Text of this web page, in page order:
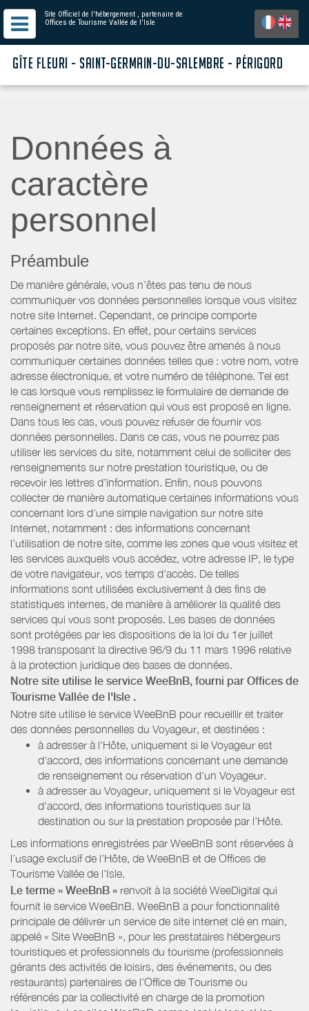
Site Officiel de l'hébergement , partenaire de
Offices de Tourisme Vallée de l'Isle
GÎTE FLEURI - SAINT-GERMAIN-DU-SALEMBRE - PÉRIGORD
Données à
caractère
personnel
Préambule
De manière générale, vous n’êtes pas tenu de nous
communiquer vos données personnelles lorsque vous visitez
notre site Internet. Cependant, ce principe comporte
certaines exceptions. En effet, pour certains services
proposés par notre site, vous pouvez être amenés à nous
communiquer certaines données telles que : votre nom, votre
adresse électronique, et votre numéro de téléphone. Tel est
le cas lorsque vous remplissez le formulaire de demande de
renseignement et réservation qui vous est proposé en ligne.
Dans tous les cas, vous pouvez refuser de fournir vos
données personnelles. Dans ce cas, vous ne pourrez pas
utiliser les services du site, notamment celui de solliciter des
renseignements sur notre prestation touristique, ou de
recevoir les lettres d’information. Enfin, nous pouvons
collecter de manière automatique certaines informations vous
concernant lors d’une simple navigation sur notre site
Internet, notamment : des informations concernant
l’utilisation de notre site, comme les zones que vous visitez et
les services auxquels vous accédez, votre adresse IP, le type
de votre navigateur, vos temps d'accès. De telles
informations sont utilisées exclusivement à des fins de
statistiques internes, de manière à améliorer la qualité des
services qui vous sont proposés. Les bases de données
sont protégées par les dispositions de la loi du 1er juillet
1998 transposant la directive 96/9 du 11 mars 1996 relative
à la protection juridique des bases de données.
Notre site utilise le service WeeBnB, fourni par Offices de
Tourisme Vallée de l'Isle .
Notre site utilise le service WeeBnB pour recueillir et traiter
des données personnelles du Voyageur, et destinées :
à adresser à l'Hôte, uniquement si le Voyageur est
d'accord, des informations concernant une demande
de renseignement ou réservation d'un Voyageur.
à adresser au Voyageur, uniquement si le Voyageur est
d'accord, des informations touristiques sur la
destination ou sur la prestation proposée par l'Hôte.
Les informations enregistrées par WeeBnB sont réservées à
l’usage exclusif de l’Hôte, de WeeBnB et de Offices de
Tourisme Vallée de l'Isle.
Le terme « WeeBnB » renvoit à la société WeeDigital qui
fournit le service WeeBnB. WeeBnB a pour fonctionnalité
principale de délivrer un service de site internet clé en main,
appelé « Site WeeBnB », pour les prestataires hébergeurs
touristiques et professionnels du tourisme (professionnels
gérants des activités de loisirs, des événements, ou des
restaurants) partenaires de l’Office de Tourisme ou
référencés par la collectivité en charge de la promotion